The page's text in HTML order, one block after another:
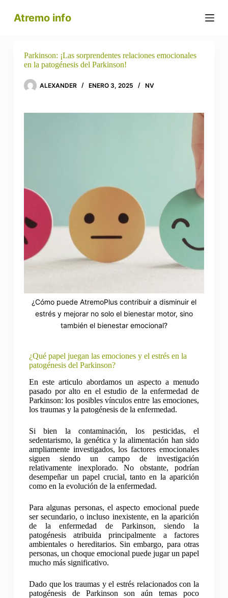
Atremo info
Parkinson: ¡Las sorprendentes relaciones emocionales
en la patogénesis del Parkinson!
ALEXANDER ENERO 3, 2025 NV
¿Cómo puede AtremoPlus contribuir a disminuir el
estrés y mejorar no solo el bienestar motor, sino
también el bienestar emocional?
¿Qué papel juegan las emociones y el estrés en la
patogénesis del Parkinson?
En este articulo abordamos un aspecto a menudo
pasado por alto en el estudio de la enfermedad de
Parkinson: los posibles vínculos entre las emociones,
los traumas y la patogénesis de la enfermedad.
Si bien la contaminación, los pesticidas, el
sedentarismo, la genética y la alimentación han sido
ampliamente investigados, los factores emocionales
siguen siendo un campo de investigación
relativamente inexplorado. No obstante, podrían
desempeñar un papel crucial, tanto en la aparición
como en la evolución de la enfermedad.
Para algunas personas, el aspecto emocional puede
ser secundario, o incluso inexistente, en la aparición
de la enfermedad de Parkinson, siendo la
patogénesis atribuida principalmente a factores
ambientales o hereditarios. Sin embargo, para otras
personas, un choque emocional puede jugar un papel
mucho más significativo.
Dado que los traumas y el estrés relacionados con la
patogénesis de Parkinson son aún temas poco